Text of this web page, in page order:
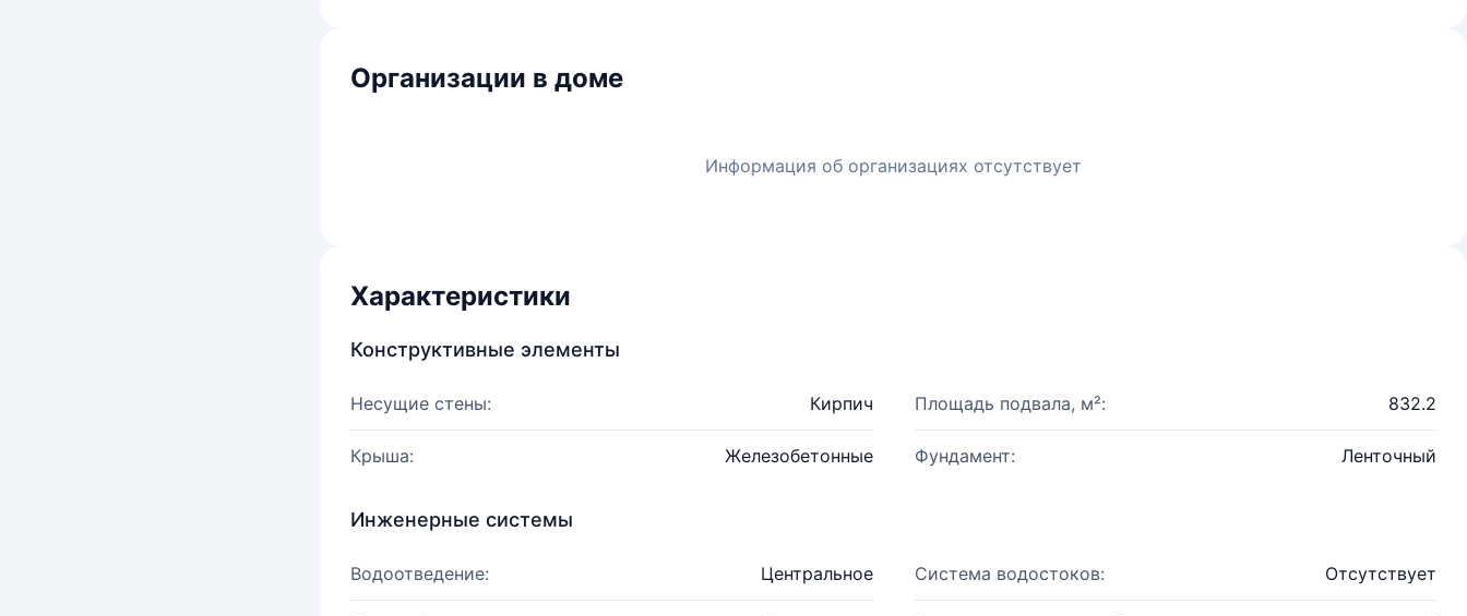
Организации в доме
Информация об организациях отсутствует
Характеристики
Конструктивные элементы
Несущие стены: Кирпич Площадь подвала, м²: 832.2
Крыша: Железобетонные Фундамент: Ленточный
Инженерные системы
Водоотведение: Центральное Система водостоков: Отсутствует